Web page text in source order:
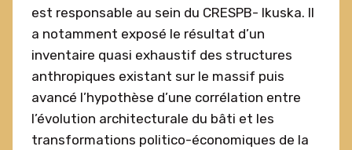
est responsable au sein du CRESPB- Ikuska. Il
a notamment exposé le résultat d’un
inventaire quasi exhaustif des structures
anthropiques existant sur le massif puis
avancé l’hypothèse d’une corrélation entre
l’évolution architecturale du bâti et les
transformations politico-économiques de la